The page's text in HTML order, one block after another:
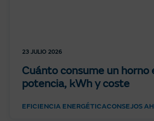
23 JULIO 2026
Cuánto consume un horno
potencia, kWh y coste
EFICIENCIA ENERGÉTICACONSEJOS